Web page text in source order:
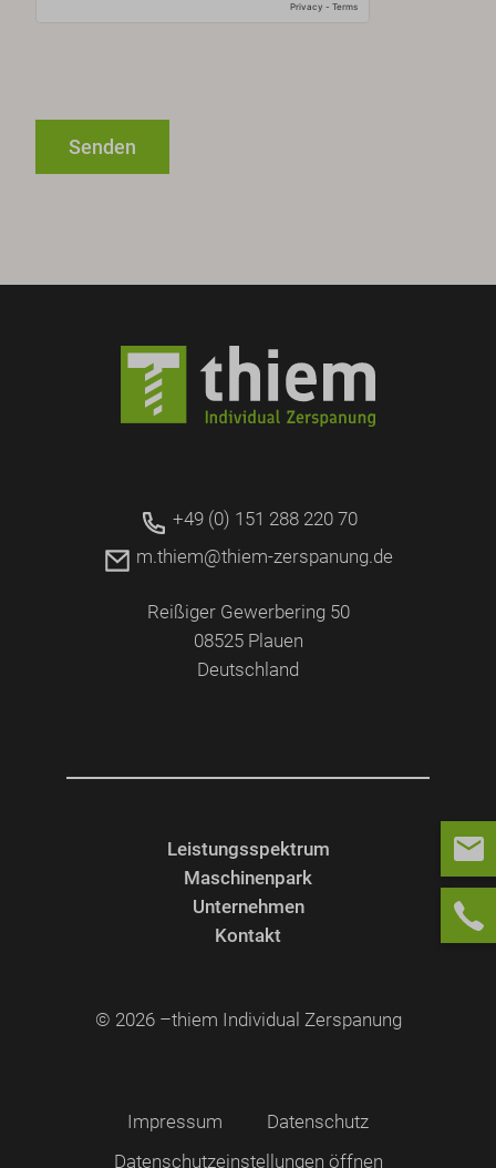
Senden
+49 (0) 151 288 220 70
m.thiem@thiem-zerspanung.de
Reißiger Gewerbering 50
08525 Plauen
Deutschland
Leistungsspektrum
Maschinenpark
Unternehmen
Kontakt
© 2026 –thiem Individual Zerspanung
Impressum
Datenschutz
Datenschutzeinstellungen öffnen